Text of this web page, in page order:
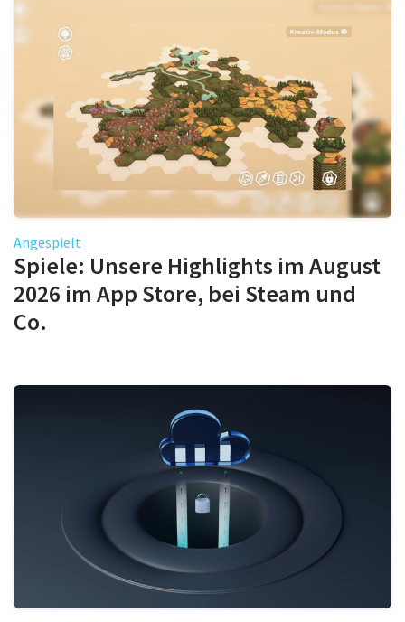
Angespielt
Spiele: Unsere Highlights im August
2026 im App Store, bei Steam und
Co.